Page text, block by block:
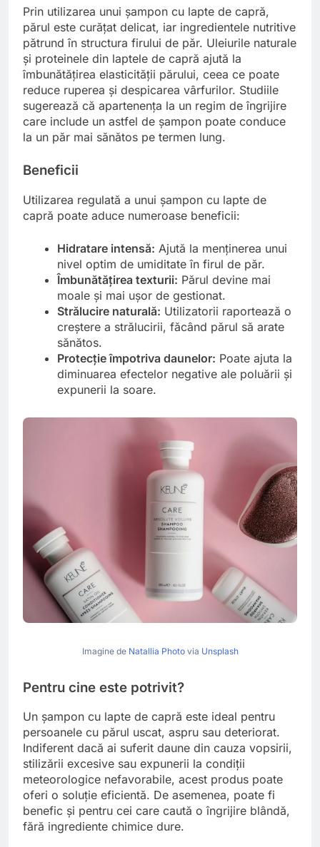
Prin utilizarea unui șampon cu lapte de capră,
părul este curățat delicat, iar ingredientele nutritive
pătrund în structura firului de păr. Uleiurile naturale
și proteinele din laptele de capră ajută la
îmbunătățirea elasticității părului, ceea ce poate
reduce ruperea și despicarea vârfurilor. Studiile
sugerează că apartenența la un regim de îngrijire
care include un astfel de șampon poate conduce
la un păr mai sănătos pe termen lung.
Beneficii
Utilizarea regulată a unui șampon cu lapte de
capră poate aduce numeroase beneficii:
Hidratare intensă: Ajută la menținerea unui
nivel optim de umiditate în firul de păr.
Îmbunătățirea texturii: Părul devine mai
moale și mai ușor de gestionat.
Strălucire naturală: Utilizatorii raportează o
creștere a strălucirii, făcând părul să arate
sănătos.
Protecție împotriva daunelor: Poate ajuta la
diminuarea efectelor negative ale poluării și
expunerii la soare.
Imagine de Natallia Photovia Unsplash
Pentru cine este potrivit?
Un șampon cu lapte de capră este ideal pentru
persoanele cu părul uscat, aspru sau deteriorat.
Indiferent dacă ai suferit daune din cauza vopsirii,
stilizării excesive sau expunerii la condiții
meteorologice nefavorabile, acest produs poate
oferi o soluție eficientă. De asemenea, poate fi
benefic și pentru cei care caută o îngrijire blândă,
fără ingrediente chimice dure.